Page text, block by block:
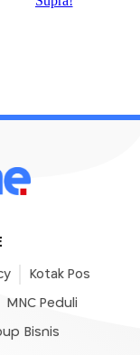
Kotak Pos
MNC Peduli
Bisnis